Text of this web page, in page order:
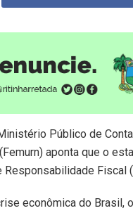
Público de
aponta que o
Fiscal
econômica do Brasil,